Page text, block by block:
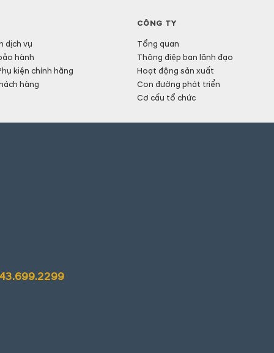
dịch vụ
hành
kiện chính hãng
hàng
CÔNG TY
Tổng quan
Thông điệp ban lãnh đạo
Hoạt động sản xuất
Con đường phát triển
Cơ cấu tổ chức